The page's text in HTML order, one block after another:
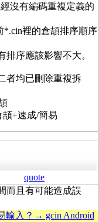
經沒有編碼重複定義的
*.cin裡的倉頡排序順序
序應該影響不大。
者均已刪除重複拆
頡+速成/簡易
quote
而且有可能造成誤
輸入？→ gcin Android